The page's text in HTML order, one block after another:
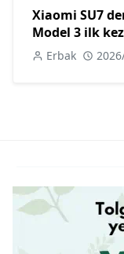
Xiaomi SU7
Model 3 ilk
Erbak